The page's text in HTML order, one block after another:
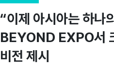
“이제 아시아는 하나
BEYOND EXPO서
비전 제시